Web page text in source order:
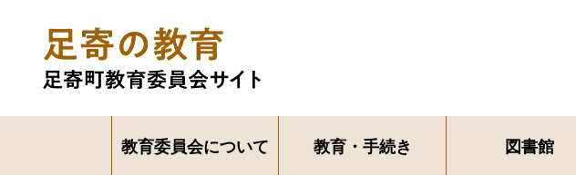
教育委員会について 教育・手続き 図書館